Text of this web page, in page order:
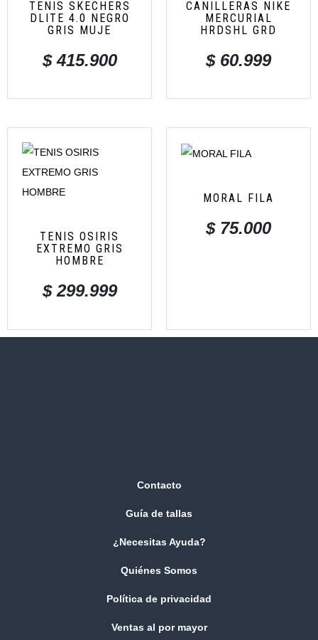
TENIS SKECHERS
DLITE 4.0 NEGRO
GRIS MUJE
$415.900
CANILLERAS NIKE
MERCURIAL
HRDSHL GRD
$60.999
TENIS OSIRIS
EXTREMO GRIS
HOMBRE
$299.999
MORAL FILA
$75.000
Contacto
Guía de tallas
¿Necesitas Ayuda?
Quiénes Somos
Política de privacidad
Ventas al por mayor